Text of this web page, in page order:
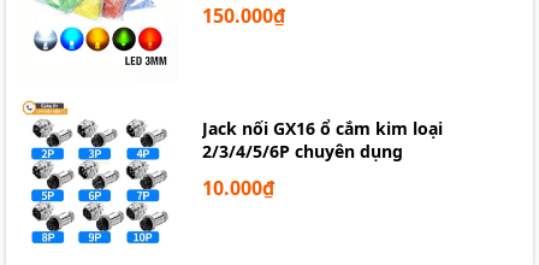
150.000₫
Jack nối GX16 ổ cắm kim loại
2/3/4/5/6P chuyên dụng
10.000₫